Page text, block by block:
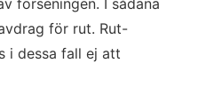
förseningen. I sådana
för rut. Rut-
i dessa fall ej att